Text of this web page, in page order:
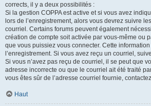
corrects, il y a deux possibilités :
Si la gestion COPPA est active et si vous avez
lors de l’enregistrement, alors vous devrez suivre
courriel. Certains forums peuvent également
création de compte soit activée par vous-même ou
que vous puissiez vous connecter. Cette
l’enregistrement. Si vous avez reçu un courriel,
Si vous n’avez pas reçu de courriel, il se peut que
adresse incorrecte ou que le courriel ait été traité
vous êtes sûr de l’adresse courriel fournie,
Haut